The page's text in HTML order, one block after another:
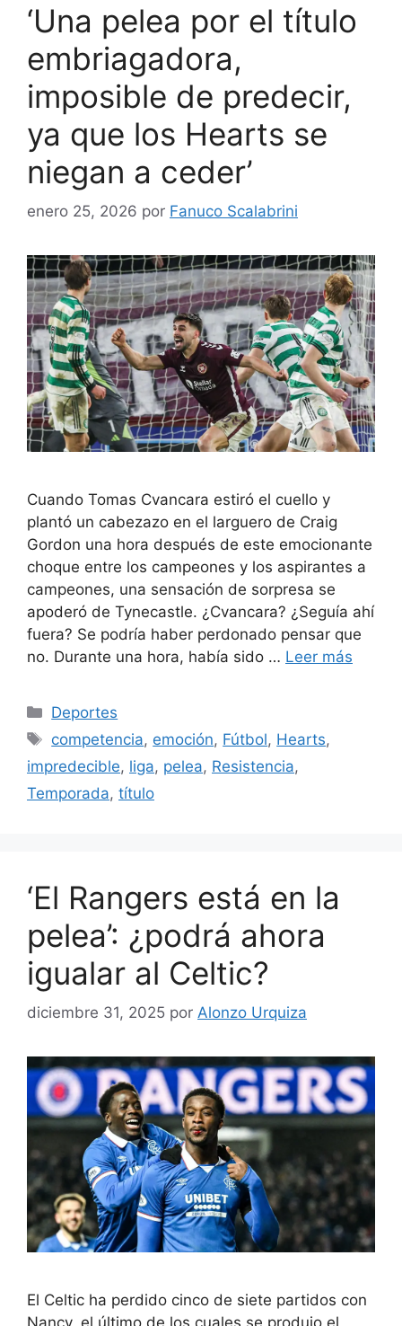
‘Una pelea por el título
embriagadora,
imposible de predecir,
ya que los Hearts se
niegan a ceder’
enero 25, 2026 por Fanuco Scalabrini
Cuando Tomas Cvancara estiró el cuello y
plantó un cabezazo en el larguero de Craig
Gordon una hora después de este emocionante
choque entre los campeones y los aspirantes a
campeones, una sensación de sorpresa se
apoderó de Tynecastle. ¿Cvancara? ¿Seguía ahí
fuera? Se podría haber perdonado pensar que
no. Durante una hora, había sido … Leer más
Categorías
Deportes
Etiquetas
competencia, emoción, Fútbol, Hearts,
impredecible, liga, pelea, Resistencia,
Temporada, título
‘El Rangers está en la
pelea’: ¿podrá ahora
igualar al Celtic?
diciembre 31, 2025 por Alonzo Urquiza
El Celtic ha perdido cinco de siete partidos con